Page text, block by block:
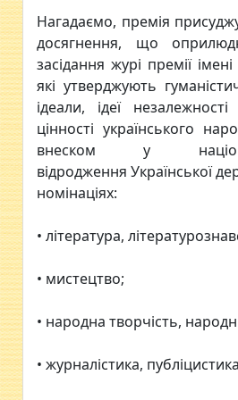
Нагадаємо, премія
досягнення, що
засідання журі премії
які утверджують
ідеали, ідеї
цінності українського
внеском у
відродження Української
номінаціях:
• література,
• мистецтво;
• народна творчість,
• журналістика,